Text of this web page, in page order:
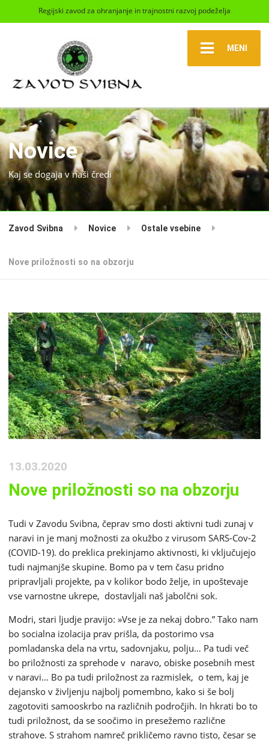
Regijski zavod za ohranjanje in trajnostni razvoj podeželja
MENI
Novice
Kaj se dogaja v naši čredi
Zavod Svibna Novice Ostale vsebine
Nove priložnosti so na obzorju
13.03.2020
Nove priložnosti so na obzorju
Tudi v Zavodu Svibna, čeprav smo dosti aktivni tudi zunaj v
naravi in je manj možnosti za okužbo z virusom SARS-Cov-2
(COVID-19). do preklica prekinjamo aktivnosti, ki vključujejo
tudi najmanjše skupine. Bomo pa v tem času pridno
pripravljali projekte, pa v kolikor bodo želje, in upoštevaje
vse varnostne ukrepe, dostavljali naš jabolčni sok.
Modri, stari ljudje pravijo: »Vse je za nekaj dobro.” Tako nam
bo socialna izolacija prav prišla, da postorimo vsa
pomladanska dela na vrtu, sadovnjaku, polju… Pa tudi več
bo priložnosti za sprehode v naravo, obiske posebnih mest
v naravi… Bo pa tudi priložnost za razmislek, o tem, kaj je
dejansko v življenju najbolj pomembno, kako si še bolj
zagotoviti samooskrbo na različnih področjih. In hkrati bo to
tudi priložnost, da se soočimo in presežemo različne
strahove. S strahom namreč prikličemo ravno tisto, česar se